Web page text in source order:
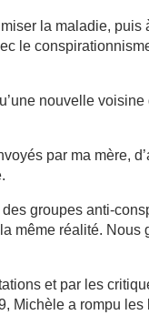
la maladie,
le
nouvelle
par ma mère,
groupes anti-
même réalité. Nous
et par les
Michèle a rompu